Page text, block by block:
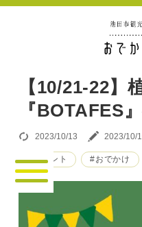
【10/21-22】
『BOTAFES
2023/10/13 2023/10/
#イベント #おでかけ